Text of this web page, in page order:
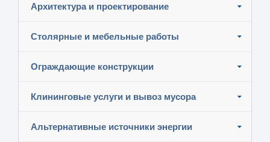
Архитектура и проектирование
Столярные и мебельные работы
Ограждающие конструкции
Клининговые услуги и вывоз мусора
Альтернативные источники энергии